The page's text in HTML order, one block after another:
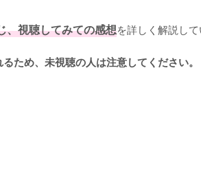
、視聴してみての感想を詳しく解説して
ため、未視聴の人は注意してください。